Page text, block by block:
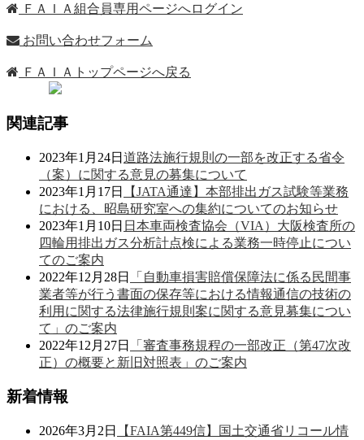
ＦＡＩＡ組合員専用ページへログイン
お問い合わせフォーム
ＦＡＩＡトップページへ戻る
関連記事
2023年1月24日 道路法施行規則の一部を改正する省令
（案）に関する意見の募集について
2023年1月17日
【JATA通達】本部排出ガス試験等業務
における、昭島研究室への集約についてのお知らせ
2023年1月10日 日本車両検査協会（VIA）大阪検査所の
四輪用排出ガス分析計点検による業務一時停止につい
てのご案内
2022年12月28日
「自動車損害賠償保障法に係る民間事
業者等が行う書面の保存等における情報通信の技術の
利用に関する法律施行規則案に関する意見募集につい
て」のご案内
2022年12月27日
「審査事務規程の一部改正（第47次改
正）の概要と新旧対照表」のご案内
新着情報
2026年3月2日
【FAIA第449信】国土交通省リコール情